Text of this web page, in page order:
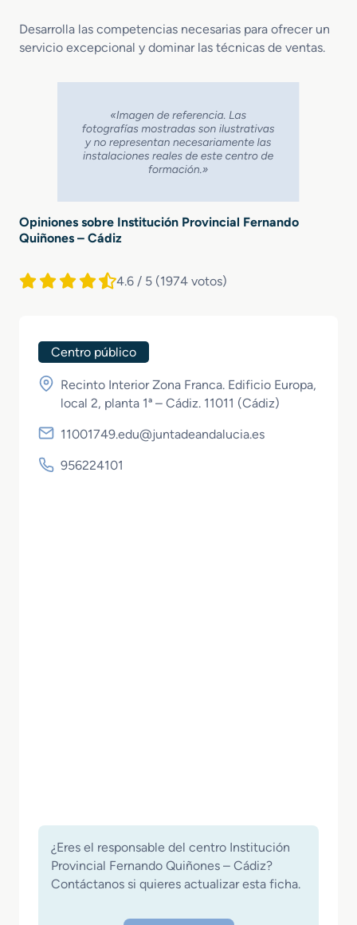
Desarrolla las competencias necesarias para ofrecer un
servicio excepcional y dominar las técnicas de ventas.
Opiniones sobre Institución Provincial Fernando
Quiñones – Cádiz
4.6 / 5 (1974 votos)
Centro público
Recinto Interior Zona Franca. Edificio Europa,
local 2, planta 1ª – Cádiz. 11011 (Cádiz)
11001749.edu@juntadeandalucia.es
956224101
¿Eres el responsable del centro Institución
Provincial Fernando Quiñones – Cádiz?
Contáctanos si quieres actualizar esta ficha.